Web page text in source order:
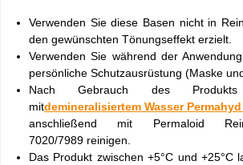
Verwenden Sie diese Basen nicht in
den gewünschten Tönungseffekt erzielt.
Verwenden Sie während der
persönliche Schutzausrüstung (Maske
Nach Gebrauch des
mitdemineralisiertem Wasser Permahyd
anschließend mit Permaloid
7020/7989 reinigen.
Das Produkt zwischen +5°C und +25°C